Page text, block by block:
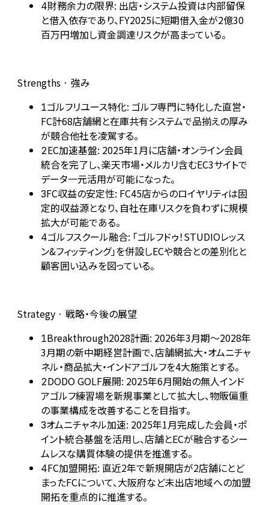
4財務余力の限界: 出店・システム投資は内部留保
と借入依存であり、FY2025に短期借入金が2億30
百万円増加し資金調達リスクが高まっている。
Strengths · 強み
1ゴルフリユース特化: ゴルフ専門に特化した直営・
FC計68店舗網と在庫共有システムで品揃えの厚み
が競合他社を凌駕する。
2EC加速基盤: 2025年1月に店舗・オンライン会員
統合を完了し、楽天市場・メルカリ含むEC3サイトで
データ一元活用が可能になった。
3FC収益の安定性: FC45店からのロイヤリティは固
定的収益源となり、自社在庫リスクを負わずに規模
拡大が可能である。
4ゴルフスクール融合: 「ゴルフドゥ！STUDIOレッス
ン&フィッティング」を併設しECや競合との差別化と
顧客囲い込みを図っている。
Strategy · 戦略・今後の展望
1Breakthrough2028計画: 2026年3月期～2028年
3月期の新中期経営計画で、店舗網拡大・オムニチャ
ネル・商品拡大・インドアゴルフを4大施策とする。
2DODO GOLF展開: 2025年6月開始の無人インド
アゴルフ練習場を新規事業として拡大し、物販偏重
の事業構成を改善することを目指す。
3オムニチャネル加速: 2025年1月完成した会員・ポ
イント統合基盤を活用し、店舗とECが融合するシー
ムレスな購買体験の提供を推進する。
4FC加盟開拓: 直近2年で新規開店が2店舗にとど
まったFCについて、大阪府など未出店地域への加盟
開拓を重点的に推進する。